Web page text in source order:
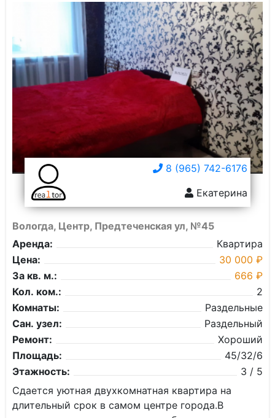
8 (965) 742-6176
Екатерина
Вологда, Центр, Предтеченская ул, №45
Аренда:
Квартира
Цена:
30 000 ₽
За кв. м.:
666 ₽
Кол. ком.:
2
Комнаты:
Раздельные
Сан. узел:
Раздельный
Ремонт:
Хороший
Площадь:
45/32/6
Этажность:
3 / 5
Сдается уютная двухкомнатная квартира на
длительный срок в самом центре города.В